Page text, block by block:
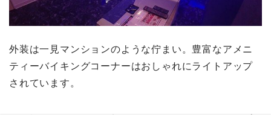
外装は一見マンションのような佇まい。豊富なアメニ
ティーバイキングコーナーはおしゃれにライトアップ
されています。
21種類のデザインのお部屋があり、それぞれコンセプ